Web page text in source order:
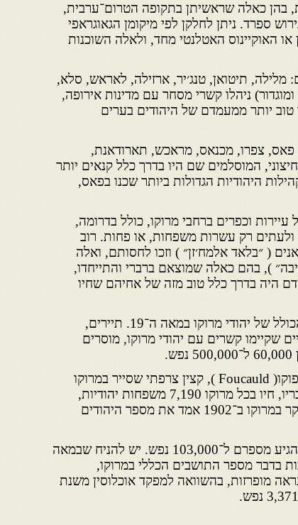
בהן כאלה שראשיתן בתקופה הטרום־ערבית,
ספרד. ניתן לחלקן לפי מיקומן הגאוגראפי
או האוקיינוס האטלנטי מחד, ולאלה השוכנות
מלילה, תיטואן, טנג׳יר, ארזילה, לאראש, סלא,
ניהלו קשרי מסחר עם מדינות אירופה,
טוב יותר ממעמדם של היהודים בערים
פאס, צפרו, מכנאס, מראכש, תארודאנת,
המוסלמים שם היו בדרך כלל קנאים יותר
היהודיות הגדולות ביותר שכנו בפאס,
וכפרים ברחבי מרוקו, כולל בדרומה,
רק עשרות משפחות, או פחות. רוב
( ״בלאד אלמח׳זן״ ) וזכו לחסותם, ואלה
), בהם כאלה שמוצאם ברברי והתייחדו,
היה בדרך כלל טוב מזה של אחיהם שחיו
קשה לקבל תמונה ריאלית על מספרם הכולל של יהודי מרוקו במאה ה־19. תיירים,
שקיימו קשרים עם יהודי מרוקו, מוסרים
במספר קטן יותר וכנראה ריאלי נקב דה פוקו( Foucauld ), קצין צרפתי שסייר במרוקו
בשנים 1884-1883, מחופש כיהודי. לדבריו, חיו בכל מרוקו 7,190 משפחות יהודיות,
כלומר כ־40,000 נפש. צרפתי אחר שביקר במרוקו ב־1902 אמד את מספר היהודים
לפי נתונים שנאספו בידי כי׳׳ח, ב־1904 הגיע מספרם ל־103,000 נפש. יש להניח שבמאה
בדבר מספר התושבים הכללי במרוקו,
הן ככל הנראה מופרזות, בהשוואה למפקד אוכלוסין משנת